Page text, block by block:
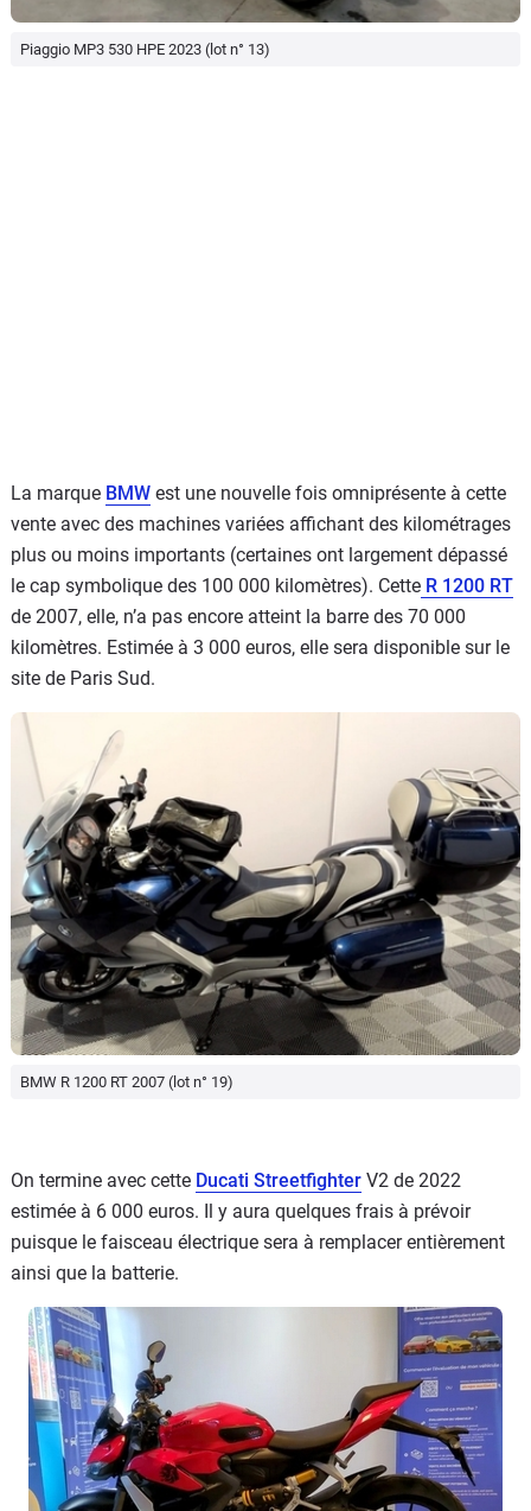
Piaggio MP3 530 HPE 2023 (lot n° 13)
La marque BMW est une nouvelle fois omniprésente à cette
vente avec des machines variées affichant des kilométrages
plus ou moins importants (certaines ont largement dépassé
le cap symbolique des 100 000 kilomètres). Cette R 1200 RT
de 2007, elle, n’a pas encore atteint la barre des 70 000
kilomètres. Estimée à 3 000 euros, elle sera disponible sur le
site de Paris Sud.
BMW R 1200 RT 2007 (lot n° 19)
On termine avec cette Ducati Streetfighter V2 de 2022
estimée à 6 000 euros. Il y aura quelques frais à prévoir
puisque le faisceau électrique sera à remplacer entièrement
ainsi que la batterie.